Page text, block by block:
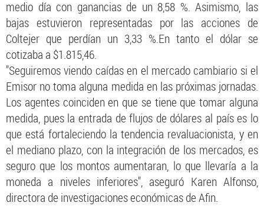
medio día con ganancias de un 8,58 %. Asimismo, las
bajas estuvieron representadas por las acciones de
Coltejer que perdían un 3,33 %.En tanto el dólar se
cotizaba a $1.815,46.
"Seguiremos viendo caídas en el mercado cambiario si el
Emisor no toma alguna medida en las próximas jornadas.
Los agentes coinciden en que se tiene que tomar alguna
medida, pues la entrada de flujos de dólares al país es lo
que está fortaleciendo la tendencia revaluacionista, y en
el mediano plazo, con la integración de los mercados, es
seguro que los montos aumentaran, lo que llevaría a la
moneda a niveles inferiores", aseguró Karen Alfonso,
directora de investigaciones económicas de Afin.